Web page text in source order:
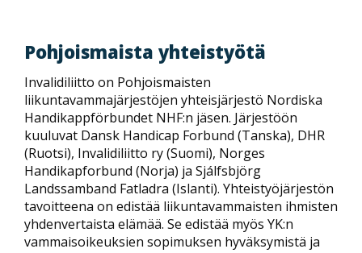
Pohjoismaista yhteistyötä
Invalidiliitto on Pohjoismaisten
liikuntavammajärjestöjen yhteisjärjestö Nordiska
Handikappförbundet NHF:n jäsen. Järjestöön
kuuluvat Dansk Handicap Forbund (Tanska), DHR
(Ruotsi), Invalidiliitto ry (Suomi), Norges
Handikapforbund (Norja) ja Sjálfsbjörg
Landssamband Fatladra (Islanti). Yhteistyöjärjestön
tavoitteena on edistää liikuntavammaisten ihmisten
yhdenvertaista elämää. Se edistää myös YK:n
vammaisoikeuksien sopimuksen hyväksymistä ja